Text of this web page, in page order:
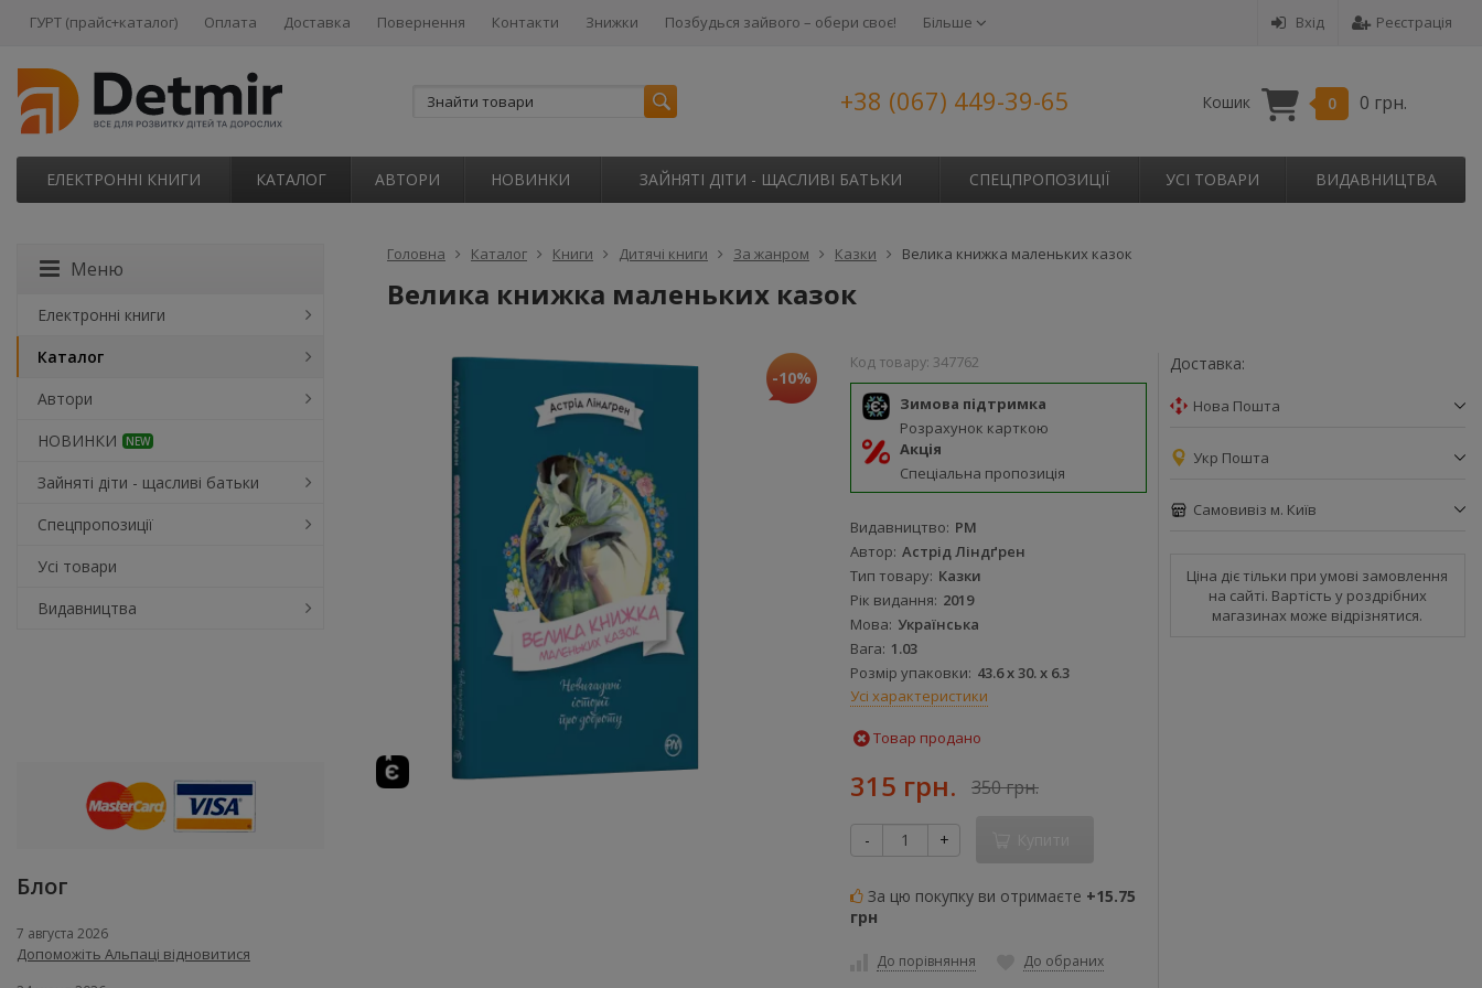
Вхід Реєстрація
ГУРТ (прайс+каталог) Оплата Доставка Повернення Контакти Знижки Позбудься зайвого – обери своє! Більше
+38 (067) 449-39-65 Кошик 0 0 грн.
ЕЛЕКТРОННІ КНИГИ КАТАЛОГ АВТОРИ НОВИНКИ ЗАЙНЯТІ ДІТИ - ЩАСЛИВІ БАТЬКИ СПЕЦПРОПОЗИЦІЇ УСІ ТОВАРИ ВИДАВНИЦТВА
Головна Каталог Книги Дитячі книги За жанром Казки Велика книжка маленьких казок
Велика книжка маленьких казок
-10%
Код товару: 347762
Зимова підтримка
Розрахунок карткою
Акція
Спеціальна пропозиція
Видавництво РМ
Автор Астрід Ліндґрен
Тип товару Казки
Рік видання 2019
Мова Українська
Вага 1.03
Розмір упаковки 43.6 х 30. х 6.3
Усі характеристики
Товар продано
315 грн. 350 грн.
- +
За цю покупку ви отримаєте +15.75
грн
До порівняння До обраних
Доставка:
Нова Пошта
Укр Пошта
Самовивіз м. Київ
Ціна діє тільки при умові замовлення
на сайті. Вартість у роздрібних
магазинах може відрізнятися.
Меню
Електронні книги
Каталог
Автори
НОВИНКИ
NEW
Зайняті діти - щасливі батьки
Спецпропозиції
Усі товари
Видавництва
Блог
7 августа 2026
Допоможіть Альпаці відновитися